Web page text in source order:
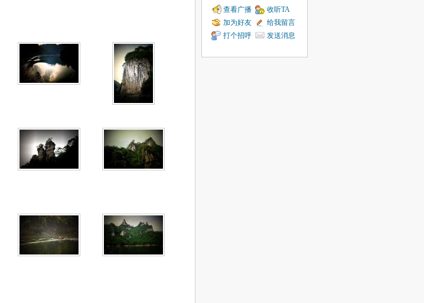
查看广播
收听TA
加为好友
给我留言
打个招呼
发送消息